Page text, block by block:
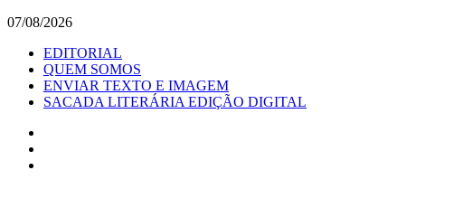
07/08/2026
EDITORIAL
QUEM SOMOS
ENVIAR TEXTO E IMAGEM
SACADA LITERÁRIA EDIÇÃO DIGITAL